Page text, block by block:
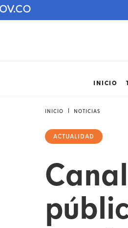
INICIO
INICIO NOTICIAS
ACTUALIDAD